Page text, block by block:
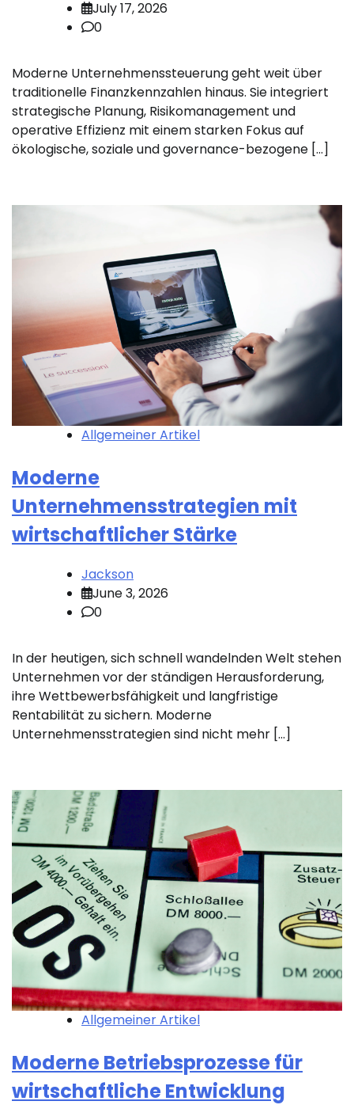
July 17, 2026
0
Moderne Unternehmenssteuerung geht weit über
traditionelle Finanzkennzahlen hinaus. Sie integriert
strategische Planung, Risikomanagement und
operative Effizienz mit einem starken Fokus auf
ökologische, soziale und governance-bezogene […]
Allgemeiner Artikel
Moderne
Unternehmensstrategien mit
wirtschaftlicher Stärke
Jackson
June 3, 2026
0
In der heutigen, sich schnell wandelnden Welt stehen
Unternehmen vor der ständigen Herausforderung,
ihre Wettbewerbsfähigkeit und langfristige
Rentabilität zu sichern. Moderne
Unternehmensstrategien sind nicht mehr […]
Allgemeiner Artikel
Moderne Betriebsprozesse für
wirtschaftliche Entwicklung